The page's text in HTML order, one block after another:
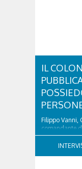
IL
Filippo Vanni,
comandante
d’Ampezzo
nazionale ed